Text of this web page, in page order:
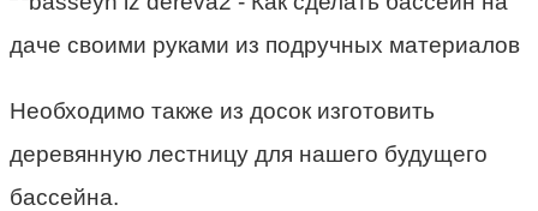
Необходимо также из досок изготовить
деревянную лестницу для нашего будущего
бассейна.